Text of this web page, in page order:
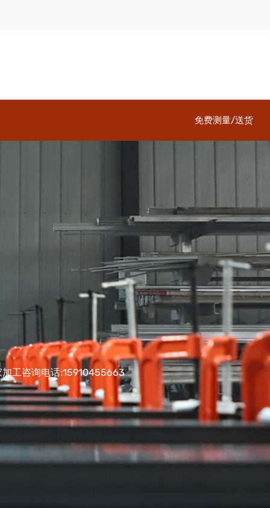
免费测量/送货
加工咨询电话:15910455663